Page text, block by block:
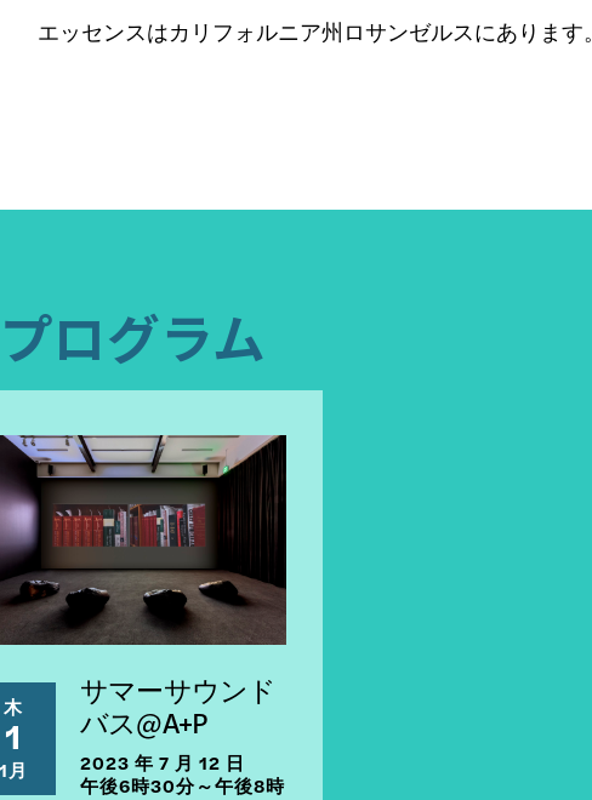
エッセンスはカリフォルニア州ロサンゼルスにあります。
ログラム
木
1
1月
サマーサウンド
バス@A+P
2023 年 7 月 12 日
午後6時30分～午後8時